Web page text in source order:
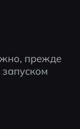
прежде